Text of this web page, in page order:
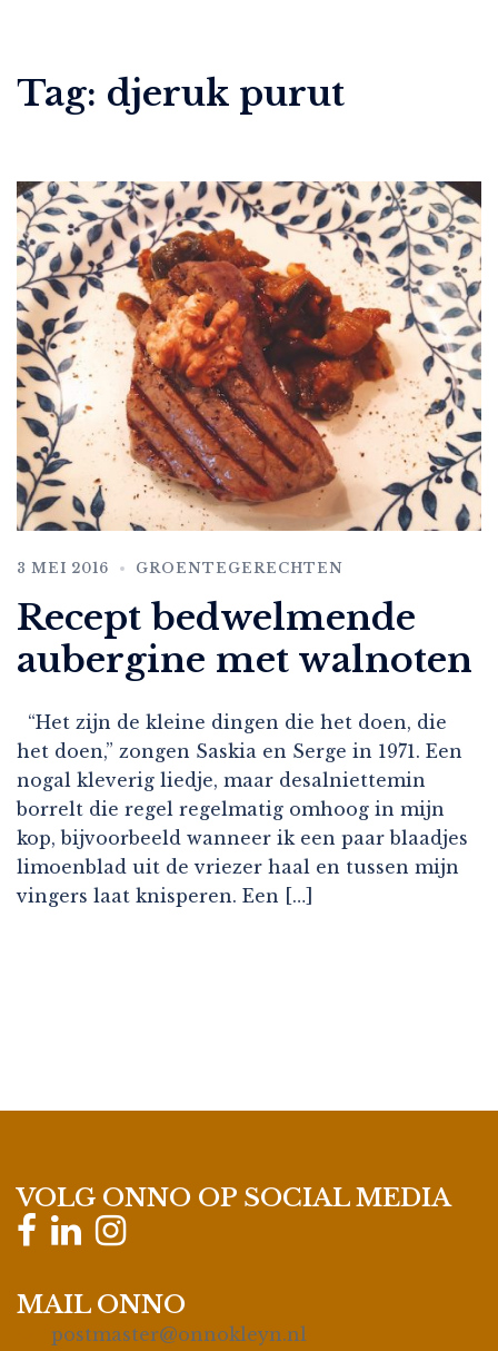
Tag: djeruk purut
3 MEI 2016 GROENTEGERECHTEN
Recept bedwelmende
aubergine met walnoten
“Het zijn de kleine dingen die het doen, die
het doen,” zongen Saskia en Serge in 1971. Een
nogal kleverig liedje, maar desalniettemin
borrelt die regel regelmatig omhoog in mijn
kop, bijvoorbeeld wanneer ik een paar blaadjes
limoenblad uit de vriezer haal en tussen mijn
vingers laat knisperen. Een […]
VOLG ONNO OP SOCIAL MEDIA
MAIL ONNO
postmaster@onnokleyn.nl